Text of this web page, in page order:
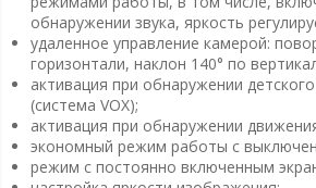
обнаружении звука, яркость
удаленное управление камерой:
горизонтали, наклон 140° по
активация при обнаружении
(система VOX);
активация при обнаружении
экономный режим работы с
режим с постоянно включенным